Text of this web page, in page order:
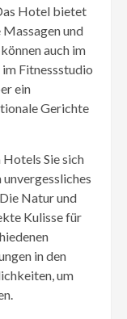
Hotel bietet
und
auch im
Fitnessstudio
ein
Gerichte
Hotels Sie sich
unvergessliches
Natur und
Kulisse für
in den
um